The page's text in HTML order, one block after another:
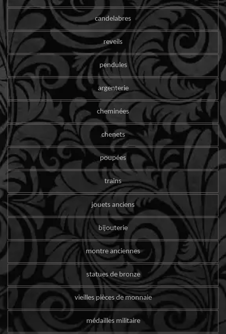
candelabres
reveils
pendules
argenterie
cheminées
chenets
poupées
trains
jouets anciens
bijouterie
montre anciennes
statues de bronze
vieilles pièces de monnaie
médailles militaire